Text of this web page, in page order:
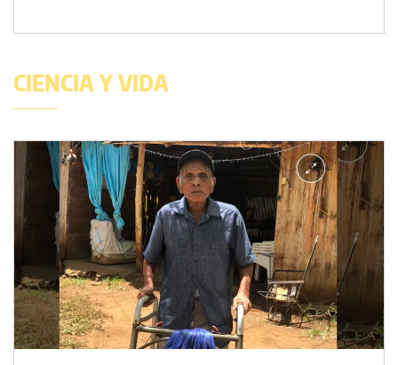
CIENCIA Y VIDA